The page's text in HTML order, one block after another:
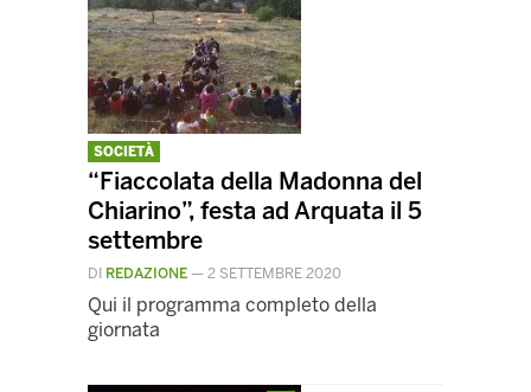
SOCIETÀ
“Fiaccolata della Madonna del
Chiarino”, festa ad Arquata il 5
settembre
DI REDAZIONE — 2 SETTEMBRE 2020
Qui il programma completo della
giornata